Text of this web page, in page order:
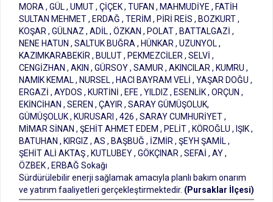
MORA , GÜL , UMUT , ÇİÇEK , TUFAN , MAHMUDİYE , FATİH
SULTAN MEHMET , ERDAĞ , TERİM , PİRİ REİS , BOZKURT ,
KOŞAR , GÜLNAZ , ADİL , ÖZKAN , POLAT , BATTALGAZİ ,
NENE HATUN , SALTUK BUĞRA , HÜNKAR , UZUNYOL ,
KAZIMKARABEKİR , BULUT , PEKMEZCİLER , SELVİ ,
CENGİZHAN , AKIN , GÜRSOY , SAMUR , AKINCILAR , KUMRU ,
NAMIK KEMAL , NURSEL , HACI BAYRAM VELİ , YAŞAR DOĞU ,
ERGAZİ , AYDOS , KURTİNİ , EFE , YILDIZ , ESENLİK , ORÇUN ,
EKİNCİHAN , SEREN , ÇAYIR , SARAY GÜMÜŞOLUK,
GÜMÜŞOLUK , KURUSARI , 426 , SARAY CUMHURİYET ,
MİMAR SİNAN , ŞEHİT AHMET EDEM , PELİT , KÖROĞLU , IŞIK ,
BATUHAN , KIRGIZ , AS , BAŞBUĞ , İZMİR , ŞEYH ŞAMİL ,
ŞEHİT ALİ AKTAŞ , KUTLUBEY , GÖKÇINAR , SEFAİ , AY ,
ÖZBEK , ERBAĞ Sokağı
Sürdürülebilir enerji sağlamak amacıyla planlı bakım onarım
ve yatırım faaliyetleri gerçekleştirmektedir. (Pursaklar İlçesi)